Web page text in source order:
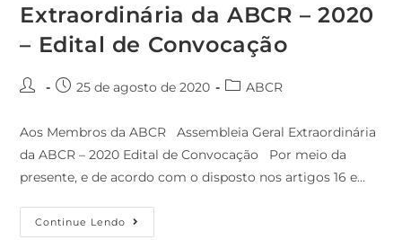
Extraordinária da ABCR – 2020
– Edital de Convocação
25 de agosto de 2020 ABCR
Aos Membros da ABCR Assembleia Geral Extraordinária
da ABCR – 2020 Edital de Convocação Por meio da
presente, e de acordo com o disposto nos artigos 16 e…
Continue Lendo